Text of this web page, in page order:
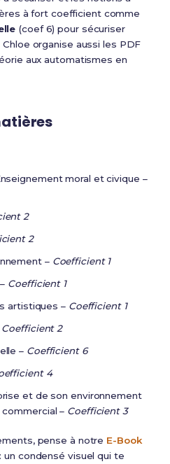
à fort coefficient comme
(coef 6) pour sécuriser
organise aussi les PDF
aux automatismes en
moral et civique –
2
2
– Coefficient 1
Coefficient 1
artistiques – Coefficient 1
Coefficient 2
– Coefficient 6
4
et de son environnement
– Coefficient 3
pense à notre E-Book
: un condensé visuel qui te